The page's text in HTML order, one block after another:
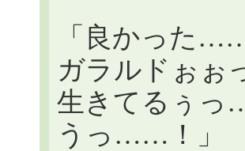
「良かった
ガラルドぉ
生きてるぅ
うっ……！」